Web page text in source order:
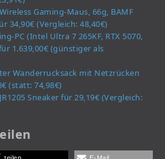
Gaming-Maus, 66g, BAMF
34,90€ (Vergleich: 48,40€)
PC (Intel Ultra 7 265KF, RTX 5070,
1.639,00€ (günstiger als
Wanderrucksack mit Netzrücken
(statt: 74,98€)
Sneaker für 29,19€ (Vergleich: